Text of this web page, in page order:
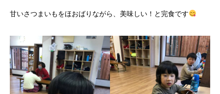
甘いさつまいもをほおばりながら、美味しい！と完食です